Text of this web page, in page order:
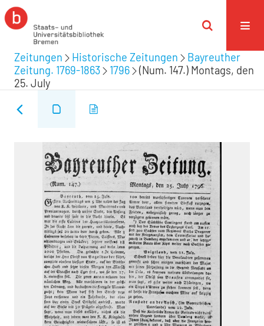
Zeitungen Historische Zeitungen
Bayreuther
Zeitung. 1769-1863
1796
(Num. 147.) Montags, den
25. July